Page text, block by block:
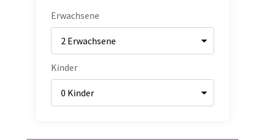
Verantwortung zu übernehmen.
Am Ende deines Urlaubs bist du ein echter Tierpflege-Profi – und
hast vielleicht einen Freund fürs Leben gefunden. 🧡